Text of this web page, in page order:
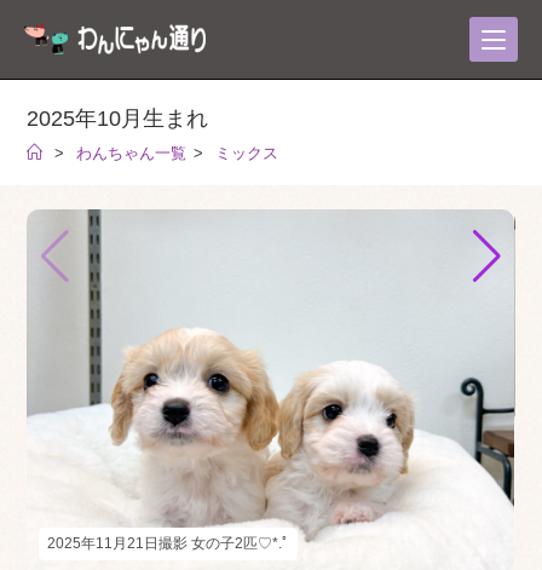
2025年10月生まれ
> わんちゃん一覧 > ミックス
2025年11月21日撮影 女の子2匹♡*.ﾟ